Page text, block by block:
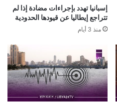
إسبانيا تهدد بإجراءات مضادة إذا لم
تتراجع إيطاليا عن قيودها الحدودية
منذ 3 أيام